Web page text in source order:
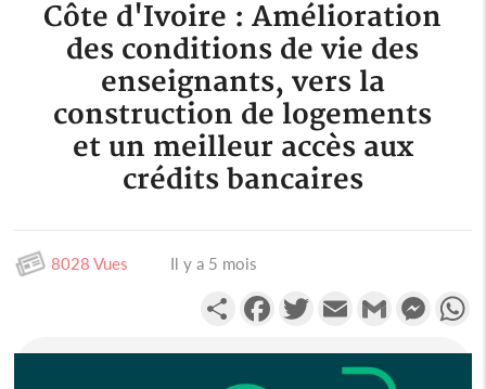
Côte d'Ivoire : Amélioration
des conditions de vie des
enseignants, vers la
construction de logements
et un meilleur accès aux
crédits bancaires
8028 Vues Il y a 5 mois
PartagerFacebookTwitterEmail Gmail